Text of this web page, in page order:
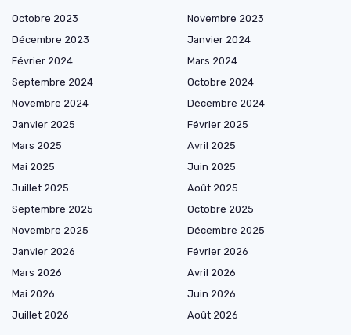
Octobre 2023
Novembre 2023
Décembre 2023
Janvier 2024
Février 2024
Mars 2024
Septembre 2024
Octobre 2024
Novembre 2024
Décembre 2024
Janvier 2025
Février 2025
Mars 2025
Avril 2025
Mai 2025
Juin 2025
Juillet 2025
Août 2025
Septembre 2025
Octobre 2025
Novembre 2025
Décembre 2025
Janvier 2026
Février 2026
Mars 2026
Avril 2026
Mai 2026
Juin 2026
Juillet 2026
Août 2026